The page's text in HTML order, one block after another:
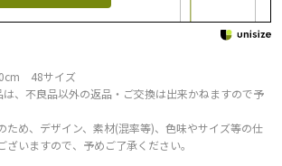
48サイズ
、不良品以外の返品・ご交換は出来かねますので予
め、デザイン、素材(混率等)、色味やサイズ等の仕
いますので、予めご了承ください。